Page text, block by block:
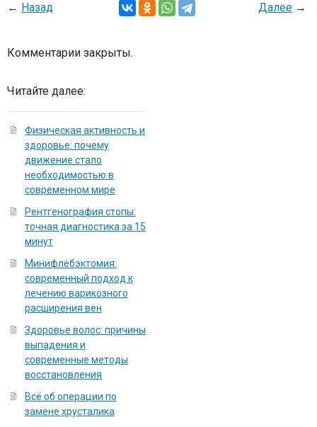
← Назад Далее →
Комментарии закрыты.
Читайте далее:
Физическая активность и
здоровье: почему
движение стало
необходимостью в
современном мире
Рентгенография стопы:
точная диагностика за 15
минут
Минифлебэктомия:
современный подход к
лечению варикозного
расширения вен
Здоровье волос: причины
выпадения и
современные методы
восстановления
Всё об операции по
замене хрусталика